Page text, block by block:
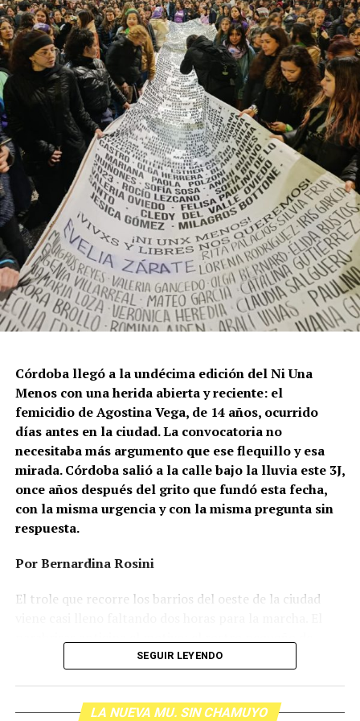
bonaerense, para conocer y escuchar a isleños,
productores, docentes, ambientalistas y vecinos que
resisten otra avanzada sobre un territorio en disputa.
Por Francisco Pandolfi
Gonzalo Giles, pensador y
Ganar la vida: La historia de (no)
Su hijo Ciro tenía 120 veces más agrotóxicos que lo
donde se encontraron pesticidas hasta en el agua de red.
Córdoba llegó a la undécima edición del Ni Una
Menos con una herida abierta y reciente: el
femicidio de Agostina Vega, de 14 años, ocurrido
días antes en la ciudad. La convocatoria no
necesitaba más argumento que ese flequillo y esa
mirada. Córdoba salió a la calle bajo la lluvia este 3J,
once años después del grito que fundó esta fecha,
con la misma urgencia y con la misma pregunta sin
respuesta.
Por Bernardina Rosini
El trole que recorre los barrios del oeste de la ciudad
Agostina Vega, 14 años. Era fácil intuir que será una
atiende a su gente. Los que ocupan los sillones más
SEGUIR LEYENDO
LA NUEVA MU. SIN CHAMUYO